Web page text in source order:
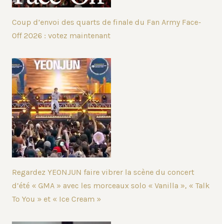
Coup d’envoi des quarts de finale du Fan Army Face-
Off 2026 : votez maintenant
Regardez YEONJUN faire vibrer la scène du concert
d’été « GMA » avec les morceaux solo « Vanilla », « Talk
To You » et « Ice Cream »